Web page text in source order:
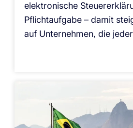
elektronische
Pflichtaufgabe – damit
auf Unternehmen, die